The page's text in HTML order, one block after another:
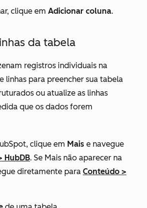
clique em Adicionar coluna.
da tabela
registros individuais na
linhas para preencher sua tabela
ou atualize as linhas
que os dados forem
clique em Mais e navegue
HubDB. Se Mais não aparecer na
diretamente para Conteúdo >